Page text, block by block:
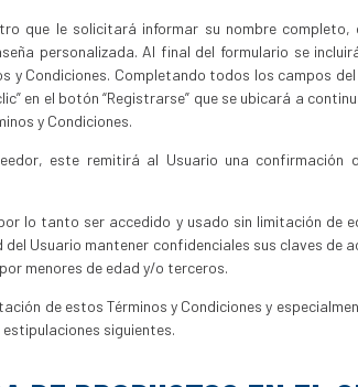
que le solicitará informar su nombre completo,
personalizada. Al final del formulario se
y Condiciones. Completando todos los campos
en el botón “Registrarse” que se ubicará a
y Condiciones.
este remitirá al Usuario una confirmación
lo tanto ser accedido y usado sin limitación de
Usuario mantener confidenciales sus claves de
menores de edad y/o terceros.
de estos Términos y Condiciones y
siguientes.